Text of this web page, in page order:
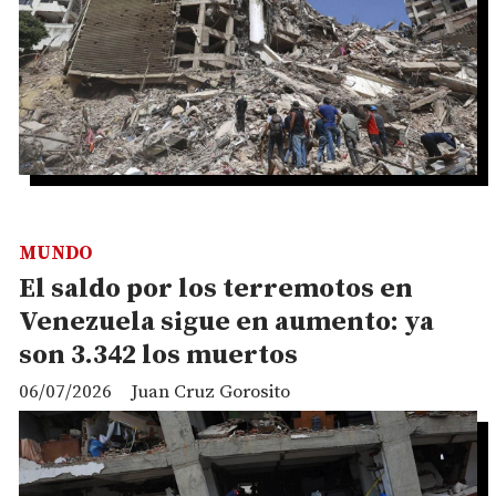
El saldo por los terremotos en
Venezuela sigue en aumento: ya
son 3.342 los muertos
Juan Cruz Gorosito
MUNDO
06/07/2026